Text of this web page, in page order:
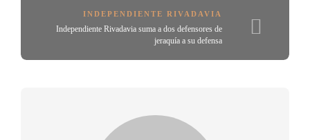
INDEPENDIENTE RIVADAVIA
Independiente Rivadavia suma a dos defensores de
jeraquía a su defensa